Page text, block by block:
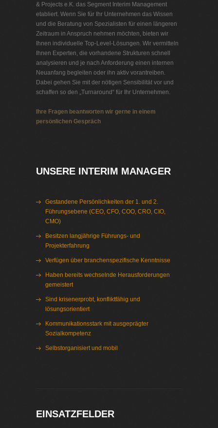
& Projects e.K. das Segment Interim Management
etabliert. Wenn Sie für Ihr Unternehmen das Wissen
und die Beratung von Spezialisten für einen längeren
Zeitraum in Anspruch nehmen möchten, bieten wir
Ihnen individuelle Top-Level-Lösungen. Wir vermitteln
Ihnen Experten, die vorhandene Strukturen schnell
analysieren und je nach Anforderung einen internen
Neuanfang begleiten oder ihn aktiv vorantreiben.
Dabei gehen Sie mit der nötigen Sensibilität vor und
schaffen so den „Turnaround“ für Ihr Unternehmen.
Ihre Fragen beantworten wir gerne in einem
persönlichen Gespräch
UNSERE INTERIM MANAGER
Gestandene Persönlichkeiten der 1. und 2.
Führungsebene (CEO, CFO, COO, CRO, CIO,
CMO)
Besitzen langjährige Führungs- und
Projekterfahrung
Verfügen über branchenspezifische Kenntnisse
Haben bereits wechselnde Herausforderungen
gemeistert
Sind krisenerprobt, konfliktfähig und
lösungsorientiert
Kommunikationsstark mit ausgeprägter
Sozialkompetenz
Selbstorganisiert und mobil
EINSATZFELDER